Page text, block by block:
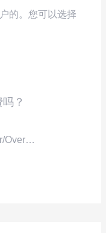
的。您可以选择
？
Over…